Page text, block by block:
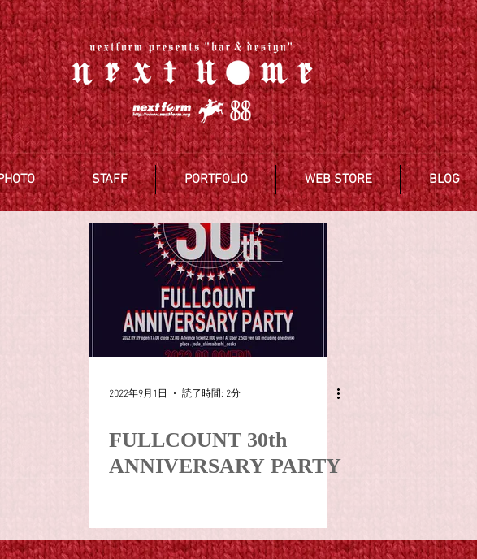
STAFF PORTFOLIO WEB STORE BLOG
2022年9月1日 読了時間: 2分
FULLCOUNT 30th
ANNIVERSARY PARTY